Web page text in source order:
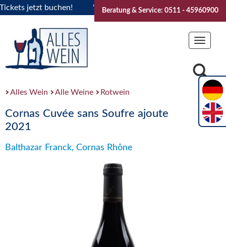
jetzt buchen! "Das Sommerfest 2026" Vive la
Beratung & Service: 0511 - 45960900
Toggle
Alles Wein Alle Weine Rotwein
Cornas Cuvée sans Soufre ajoute
2021
Balthazar Franck, Cornas Rhône